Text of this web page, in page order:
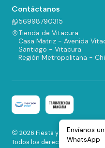
Contáctanos
56998790315
Tienda de Vitacura
Casa Matriz - Avenida
Santiago - Vitacura
Región Metropolitana -
2026 Fiesta y Regalos.
Todos los derechos reservados.
Envíanos
WhatsApp